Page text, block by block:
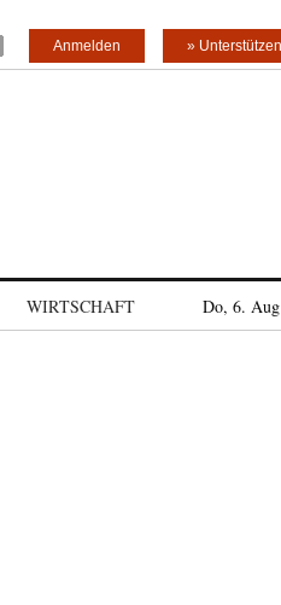
» Unterstützen
Anmelden
WIRTSCHAFT Do, 6.